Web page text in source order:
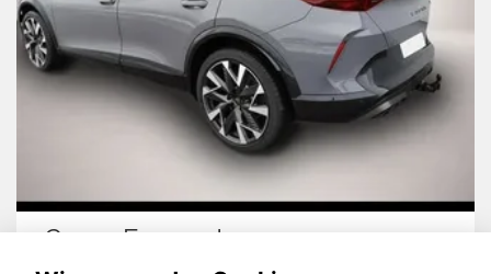
Cupra Formentor